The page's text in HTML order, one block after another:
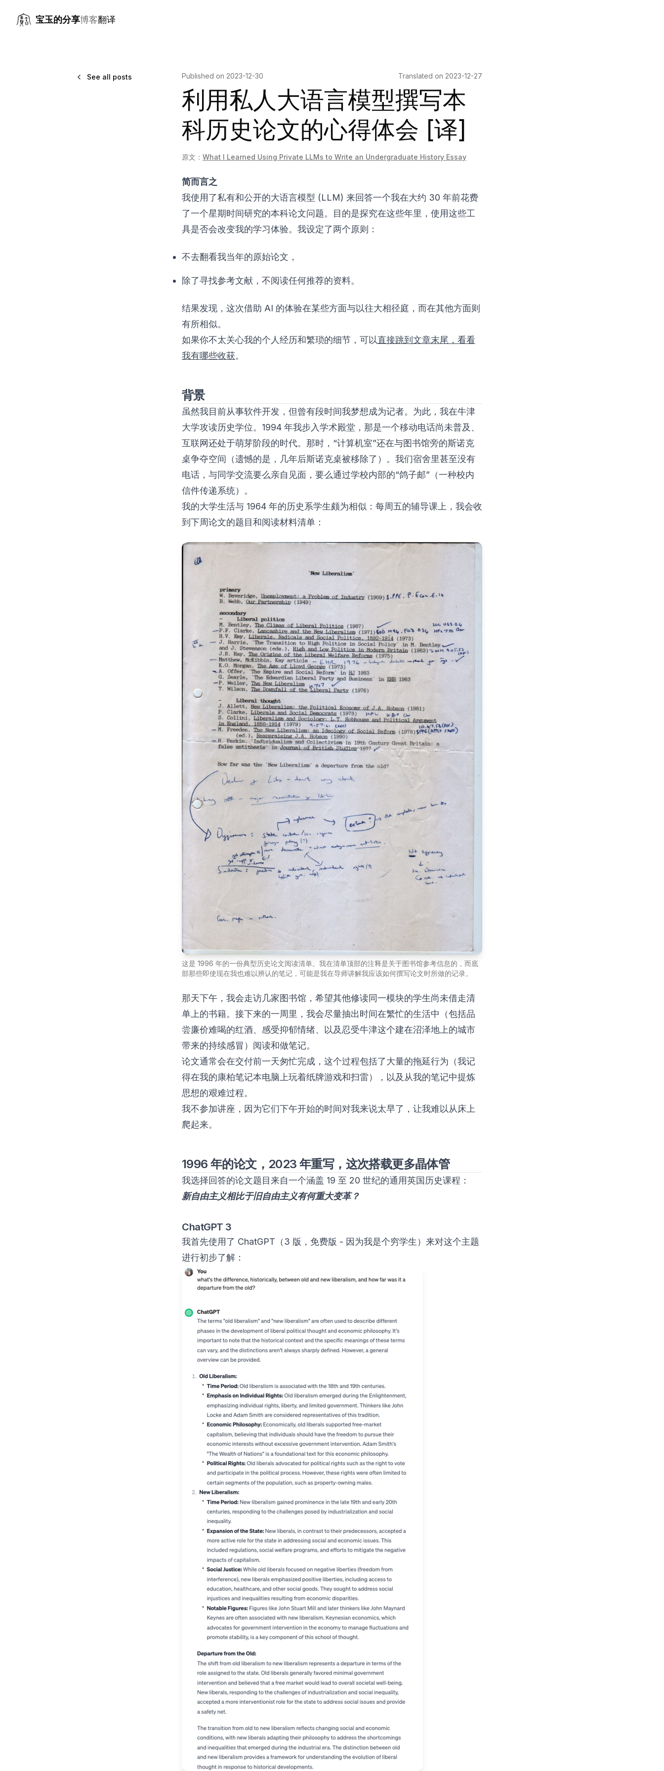
宝玉的分享博客翻译
See all posts Published on 2023-12-30 Translated on 2023-12-27
利用私人大语言模型撰写本
科历史论文的心得体会 [译]
原文： What I Learned Using Private LLMs to Write an Undergraduate History Essay
简而言之
我使用了私有和公开的大语言模型 (LLM) 来回答一个我在大约 30 年前花费
了一个星期时间研究的本科论文问题。目的是探究在这些年里，使用这些工
具是否会改变我的学习体验。我设定了两个原则：
不去翻看我当年的原始论文，
除了寻找参考文献，不阅读任何推荐的资料。
结果发现，这次借助 AI 的体验在某些方面与以往大相径庭，而在其他方面则
有所相似。
如果你不太关心我的个人经历和繁琐的细节，可以直接跳到文章末尾，看看
我有哪些收获。
背景
虽然我目前从事软件开发，但曾有段时间我梦想成为记者。为此，我在牛津
大学攻读历史学位。1994 年我步入学术殿堂，那是一个移动电话尚未普及、
互联网还处于萌芽阶段的时代。那时，“计算机室”还在与图书馆旁的斯诺克
桌争夺空间（遗憾的是，几年后斯诺克桌被移除了）。我们宿舍里甚至没有
电话，与同学交流要么亲自见面，要么通过学校内部的“鸽子邮”（一种校内
信件传递系统）。
我的大学生活与 1964 年的历史系学生颇为相似：每周五的辅导课上，我会收
到下周论文的题目和阅读材料清单：
这是 1996 年的一份典型历史论文阅读清单。我在清单顶部的注释是关于图书馆参考信息的，而底
部那些即使现在我也难以辨认的笔记，可能是我在导师讲解我应该如何撰写论文时所做的记录。
那天下午，我会走访几家图书馆，希望其他修读同一模块的学生尚未借走清
单上的书籍。接下来的一周里，我会尽量抽出时间在繁忙的生活中（包括品
尝廉价难喝的红酒、感受抑郁情绪、以及忍受牛津这个建在沼泽地上的城市
带来的持续感冒）阅读和做笔记。
论文通常会在交付前一天匆忙完成，这个过程包括了大量的拖延行为（我记
得在我的康柏笔记本电脑上玩着纸牌游戏和扫雷），以及从我的笔记中提炼
思想的艰难过程。
我不参加讲座，因为它们下午开始的时间对我来说太早了，让我难以从床上
爬起来。
1996 年的论文，2023 年重写，这次搭载更多晶体管
我选择回答的论文题目来自一个涵盖 19 至 20 世纪的通用英国历史课程：
新自由主义相比于旧自由主义有何重大变革？
ChatGPT 3
我首先使用了 ChatGPT（3 版，免费版 - 因为我是个穷学生）来对这个主题
进行初步了解：